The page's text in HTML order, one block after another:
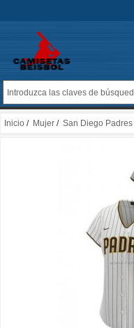
Inicio / Mujer / San Diego Padres